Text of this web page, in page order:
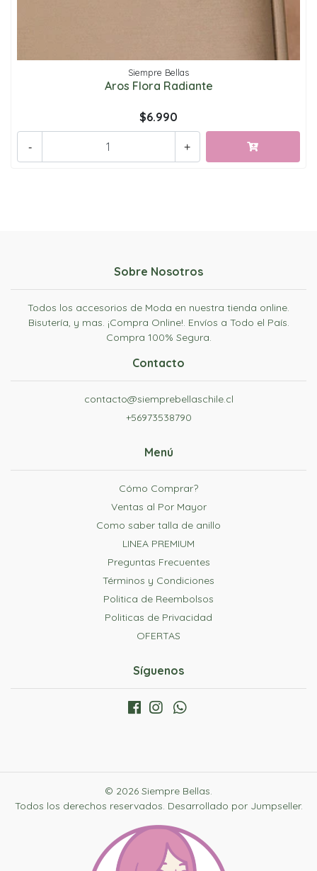
Siempre Bellas
Aros Flora Radiante
$6.990
+
-
Sobre Nosotros
Todos los accesorios de Moda en nuestra tienda online.
Bisutería, y mas. ¡Compra Online!. Envíos a Todo el País.
Compra 100% Segura.
Contacto
contacto@siemprebellaschile.cl
+56973538790
Menú
Cómo Comprar?
Ventas al Por Mayor
Como saber talla de anillo
LINEA PREMIUM
Preguntas Frecuentes
Términos y Condiciones
Politica de Reembolsos
Politicas de Privacidad
OFERTAS
Síguenos
© 2026 Siempre Bellas.
Todos los derechos reservados. Desarrollado por Jumpseller.